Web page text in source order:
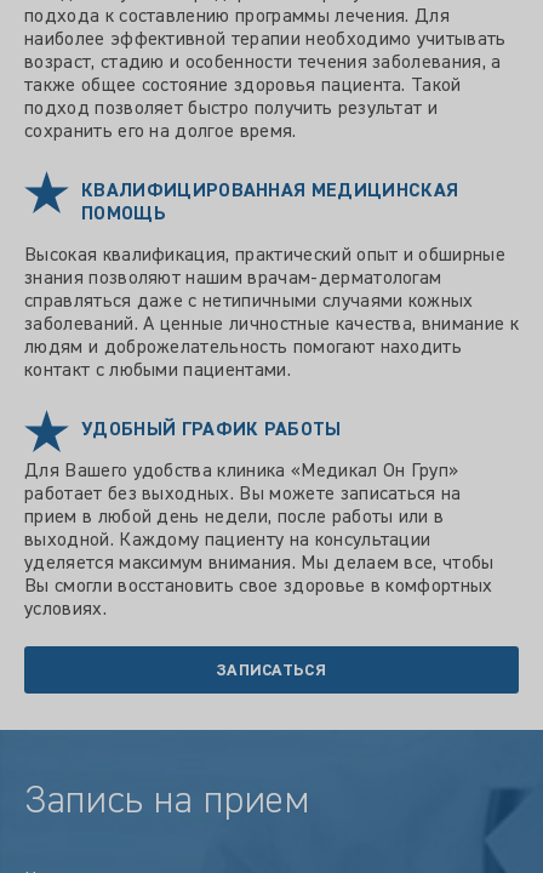
подхода к составлению программы лечения. Для
наиболее эффективной терапии необходимо учитывать
возраст, стадию и особенности течения заболевания, а
также общее состояние здоровья пациента. Такой
подход позволяет быстро получить результат и
сохранить его на долгое время.
КВАЛИФИЦИРОВАННАЯ МЕДИЦИНСКАЯ
ПОМОЩЬ
Высокая квалификация, практический опыт и обширные
знания позволяют нашим врачам-дерматологам
справляться даже с нетипичными случаями кожных
заболеваний. А ценные личностные качества, внимание к
людям и доброжелательность помогают находить
контакт с любыми пациентами.
УДОБНЫЙ ГРАФИК РАБОТЫ
Для Вашего удобства клиника «Медикал Он Груп»
работает без выходных. Вы можете записаться на
прием в любой день недели, после работы или в
выходной. Каждому пациенту на консультации
уделяется максимум внимания. Мы делаем все, чтобы
Вы смогли восстановить свое здоровье в комфортных
условиях.
ЗАПИСАТЬСЯ
Запись на прием